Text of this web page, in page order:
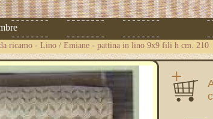
ricamo - Lino / Emiane - pattina in lino 9x9 fili h cm. 210